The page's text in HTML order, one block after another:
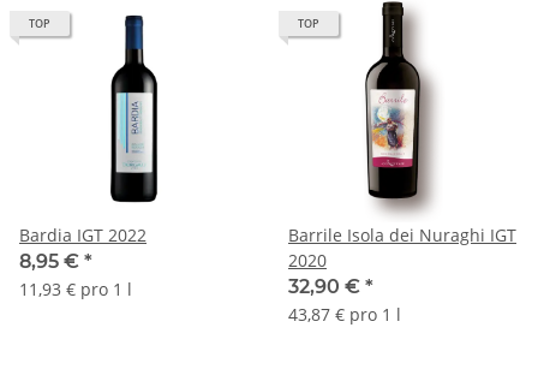
TOP
Bardia IGT 2022
8,95 € *
11,93 € pro 1 l
TOP
Barrile Isola dei Nuraghi IGT
2020
32,90 € *
43,87 € pro 1 l